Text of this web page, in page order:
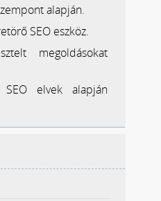
alapján.
SEO eszköz.
megoldásokat
SEO elvek alapján